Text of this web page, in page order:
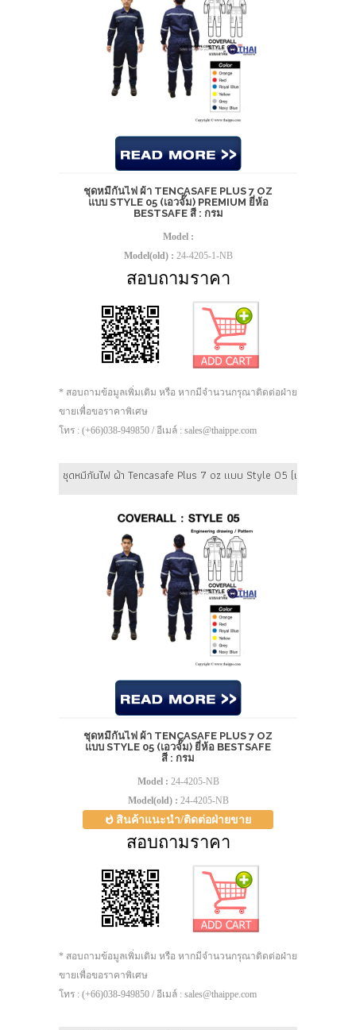
ชุดหมีกันไฟ ผ้า TENCASAFE PLUS 7 OZ
แบบ STYLE 05 (เอวจั๊ม) PREMIUM ยี่ห้อ
BESTSAFE สี : กรม
Model :
Model(old) : 24-4205-1-NB
สอบถามราคา
* สอบถามข้อมูลเพิ่มเติม หรือ หากมีจำนวนกรุณาติดต่อฝ่าย
ขายเพื่อขอราคาพิเศษ
โทร : (+66)038-949850 / อีเมล์ : sales@thaippe.com
ชุดหมีกันไฟ ผ้า Tencasafe Plus 7 oz แบบ Style 05 (เอวจั๊ม) ยี่ห้อ
ชุดหมีกันไฟ ผ้า TENCASAFE PLUS 7 OZ
แบบ STYLE 05 (เอวจั๊ม) ยี่ห้อ BESTSAFE
สี : กรม
Model : 24-4205-NB
Model(old) : 24-4205-NB
สินค้าแนะนำ/ติดต่อฝ่ายขาย
สอบถามราคา
* สอบถามข้อมูลเพิ่มเติม หรือ หากมีจำนวนกรุณาติดต่อฝ่าย
ขายเพื่อขอราคาพิเศษ
โทร : (+66)038-949850 / อีเมล์ : sales@thaippe.com